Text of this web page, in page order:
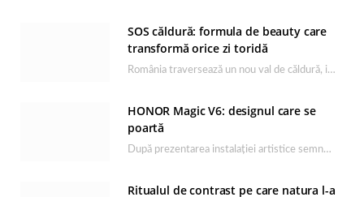
SOS căldură: formula de beauty care
transformă orice zi toridă
România traversează un nou val de căldură, iar rutina de îngrijire capătă un rol esențial…
HONOR Magic V6: designul care se
poartă
După prezentarea instalației artistice semnată de Catrinel Săbăciag în cadrul evenimentului de lansare HONOR Magic…
Ritualul de contrast pe care natura l-a